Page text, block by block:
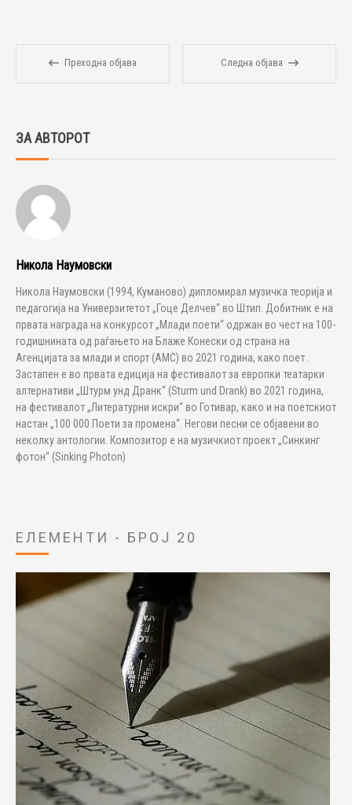
Преходна објава Следна објава
ЗА АВТОРОТ
Никола Наумовски
Никола Наумовски (1994, Куманово) дипломирал музичка теорија и
педагогија на Универзитетот „Гоце Делчев“ во Штип. Добитник е на
првата награда на конкурсот „Млади поети“ одржан во чест на 100-
годишнината од раѓањето на Блаже Конески од страна на
Агенцијата за млади и спорт (АМС) во 2021 година, како поет .
Застапен е во првата едиција на фестивалот за европки театарки
алтернативи „Штурм унд Дранк“ (Sturm und Drank) во 2021 година,
на фестивалот „Литературни искри“ во Готивар, како и на поетскиот
настан „100 000 Поети за промена“. Негови песни се објавени во
неколку антологии. Композитор е на музичкиот проект „Синкинг
фотон“ (Sinking Photon)
ЕЛЕМЕНТИ - БРОЈ 20